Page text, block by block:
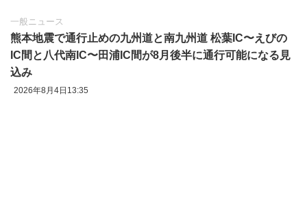
一般ニュース
熊本地震で通行止めの九州道と南九州道 松葉IC〜えびの
IC間と八代南IC〜田浦IC間が8月後半に通行可能になる見
込み
2026年8月4日13:35